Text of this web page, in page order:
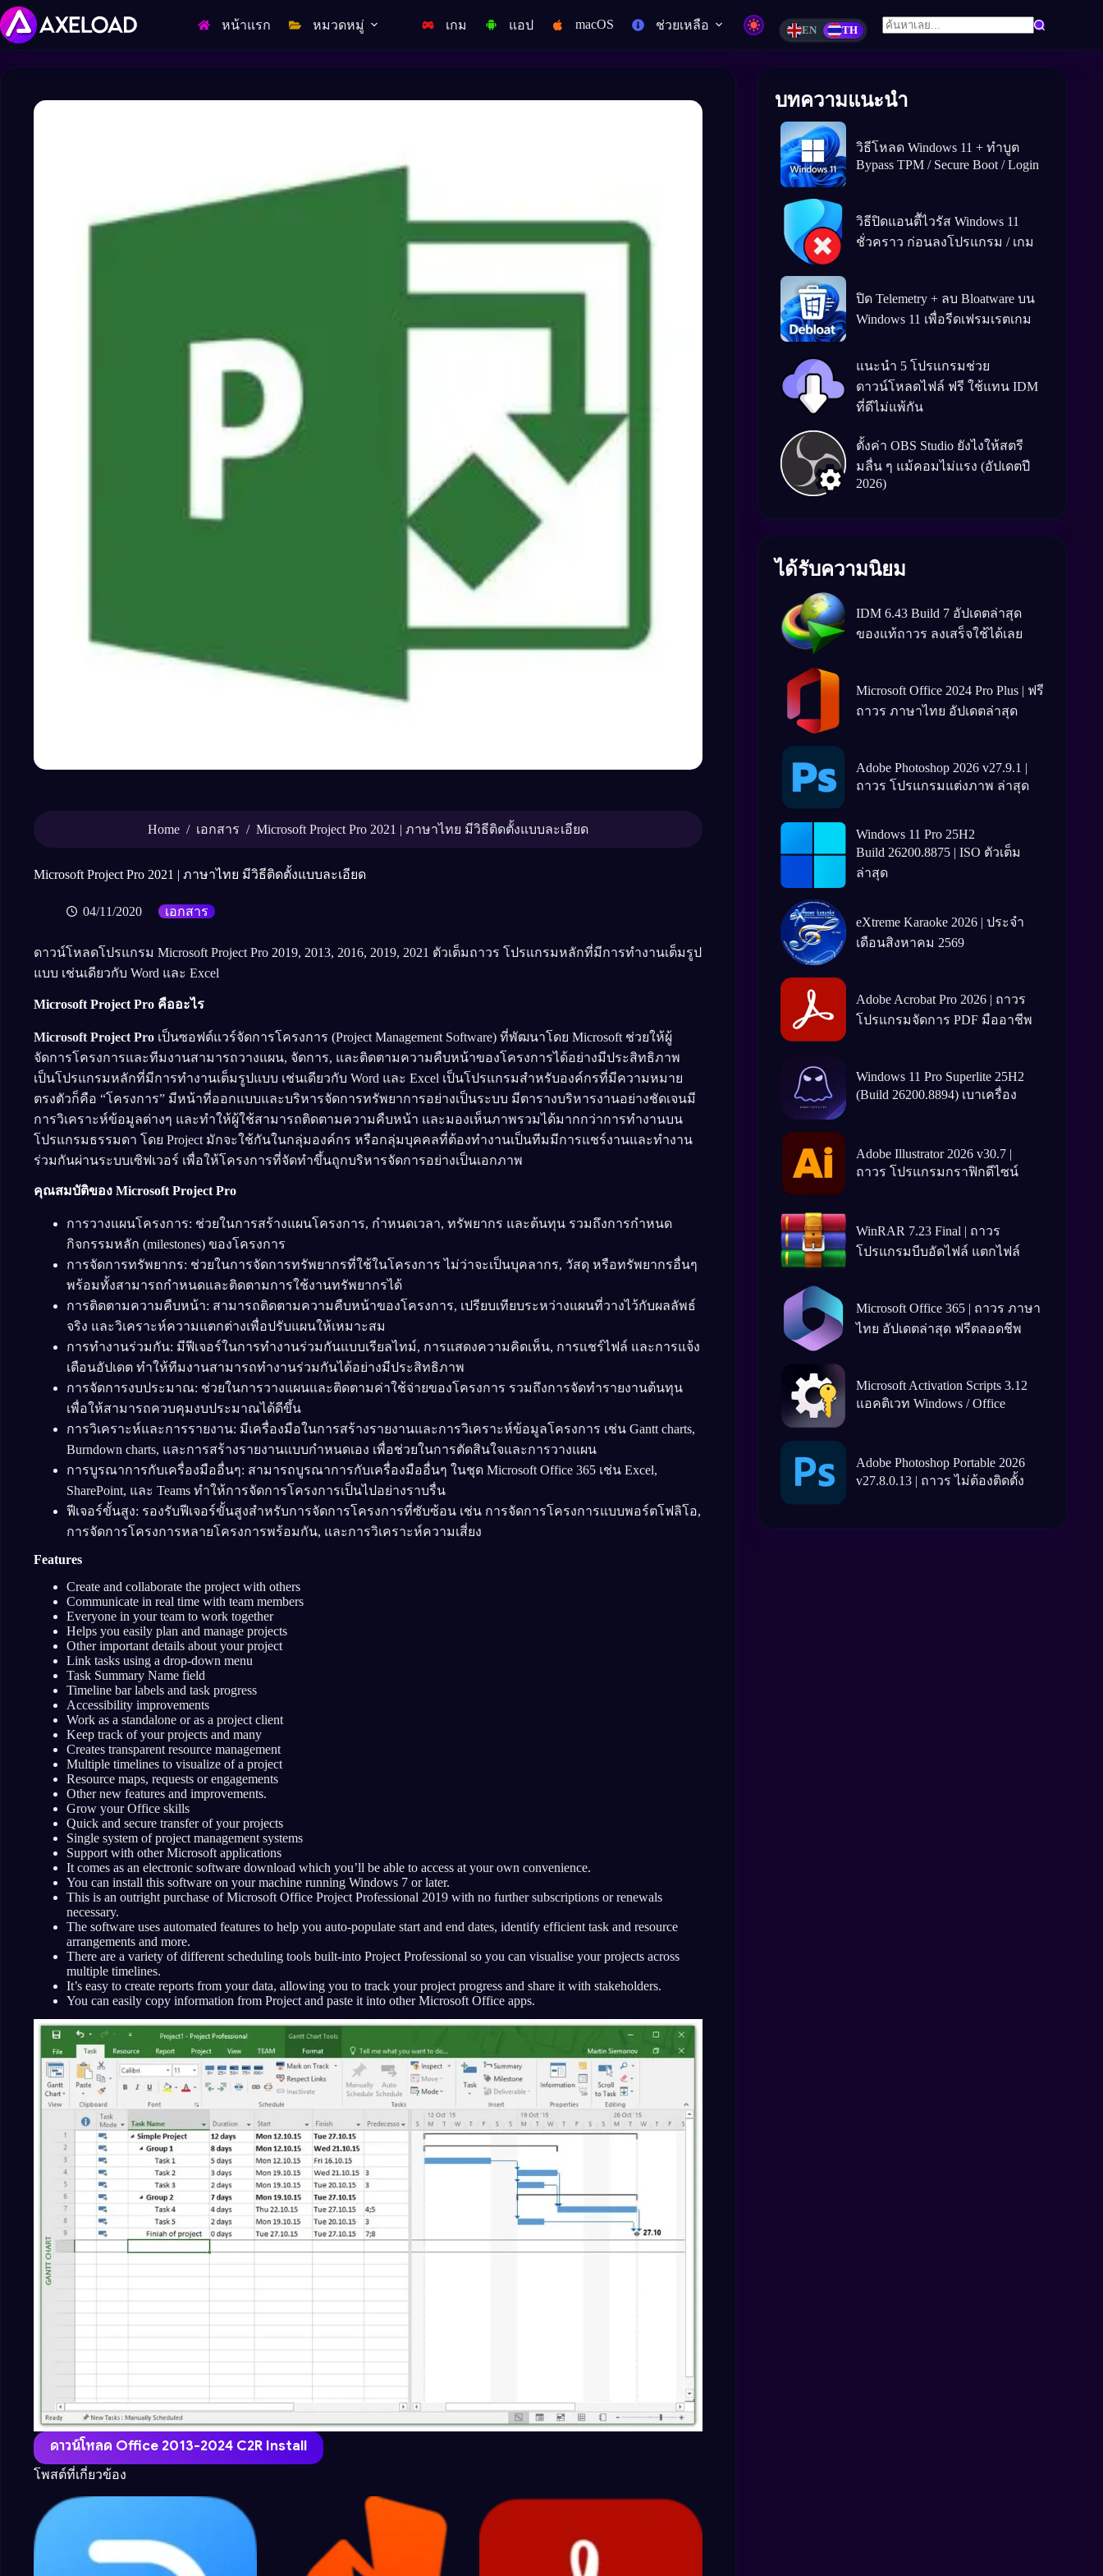
Skip
to
content
หน้าแรก หมวดหมู่ เกม แอป macOS ช่วยเหลือ EN TH
Home / เอกสาร / Microsoft Project Pro 2021 | ภาษาไทย มีวิธีติดตั้งแบบละเอียด
Microsoft Project Pro 2021 | ภาษาไทย มีวิธีติดตั้งแบบละเอียด
04/11/2020 เอกสาร
ดาวน์โหลดโปรแกรม Microsoft Project Pro 2019, 2013, 2016, 2019, 2021 ตัวเต็มถาวร โปรแกรมหลักที่มีการทำงานเต็มรูป
แบบ เช่นเดียวกับ Word และ Excel
Microsoft Project Pro คืออะไร
Microsoft Project Pro เป็นซอฟต์แวร์จัดการโครงการ (Project Management Software) ที่พัฒนาโดย Microsoft ช่วยให้ผู้
จัดการโครงการและทีมงานสามารถวางแผน, จัดการ, และติดตามความคืบหน้าของโครงการได้อย่างมีประสิทธิภาพ
เป็นโปรแกรมหลักที่มีการทำงานเต็มรูปแบบ เช่นเดียวกับ Word และ Excel เป็นโปรแกรมสำหรับองค์กรที่มีความหมาย
ตรงตัวก็คือ “โครงการ” มีหน้าที่ออกแบบและบริหารจัดการทรัพยาการอย่างเป็นระบบ มีตารางบริหารงานอย่างชัดเจนมี
การวิเคราะห์ข้อมูลต่างๆ และทำให้ผู้ใช้สามารถติดตามความคืบหน้า และมองเห็นภาพรวมได้มากกว่าการทำงานบน
โปรแกรมธรรมดา โดย Project มักจะใช้กันในกลุ่มองค์กร หรือกลุ่มบุคคลที่ต้องทำงานเป็นทีมมีการแชร์งานและทำงาน
ร่วมกันผ่านระบบเซิฟเวอร์ เพื่อให้โครงการที่จัดทำขึ้นถูกบริหารจัดการอย่างเป็นเอกภาพ
คุณสมบัติของ Microsoft Project Pro
การวางแผนโครงการ: ช่วยในการสร้างแผนโครงการ, กำหนดเวลา, ทรัพยากร และต้นทุน รวมถึงการกำหนด
กิจกรรมหลัก (milestones) ของโครงการ
การจัดการทรัพยากร: ช่วยในการจัดการทรัพยากรที่ใช้ในโครงการ ไม่ว่าจะเป็นบุคลากร, วัสดุ หรือทรัพยากรอื่นๆ
พร้อมทั้งสามารถกำหนดและติดตามการใช้งานทรัพยากรได้
การติดตามความคืบหน้า: สามารถติดตามความคืบหน้าของโครงการ, เปรียบเทียบระหว่างแผนที่วางไว้กับผลลัพธ์
จริง และวิเคราะห์ความแตกต่างเพื่อปรับแผนให้เหมาะสม
การทำงานร่วมกัน: มีฟีเจอร์ในการทำงานร่วมกันแบบเรียลไทม์, การแสดงความคิดเห็น, การแชร์ไฟล์ และการแจ้ง
เตือนอัปเดต ทำให้ทีมงานสามารถทำงานร่วมกันได้อย่างมีประสิทธิภาพ
การจัดการงบประมาณ: ช่วยในการวางแผนและติดตามค่าใช้จ่ายของโครงการ รวมถึงการจัดทำรายงานต้นทุน
เพื่อให้สามารถควบคุมงบประมาณได้ดีขึ้น
การวิเคราะห์และการรายงาน: มีเครื่องมือในการสร้างรายงานและการวิเคราะห์ข้อมูลโครงการ เช่น Gantt charts,
Burndown charts, และการสร้างรายงานแบบกำหนดเอง เพื่อช่วยในการตัดสินใจและการวางแผน
การบูรณาการกับเครื่องมืออื่นๆ: สามารถบูรณาการกับเครื่องมืออื่นๆ ในชุด Microsoft Office 365 เช่น Excel,
SharePoint, และ Teams ทำให้การจัดการโครงการเป็นไปอย่างราบรื่น
ฟีเจอร์ขั้นสูง: รองรับฟีเจอร์ขั้นสูงสำหรับการจัดการโครงการที่ซับซ้อน เช่น การจัดการโครงการแบบพอร์ตโฟลิโอ,
การจัดการโครงการหลายโครงการพร้อมกัน, และการวิเคราะห์ความเสี่ยง
Features
Create and collaborate the project with others
Communicate in real time with team members
Everyone in your team to work together
Helps you easily plan and manage projects
Other important details about your project
Link tasks using a drop-down menu
Task Summary Name field
Timeline bar labels and task progress
Accessibility improvements
Work as a standalone or as a project client
Keep track of your projects and many
Creates transparent resource management
Multiple timelines to visualize of a project
Resource maps, requests or engagements
Other new features and improvements.
Grow your Office skills
Quick and secure transfer of your projects
Single system of project management systems
Support with other Microsoft applications
It comes as an electronic software download which you’ll be able to access at your own convenience.
You can install this software on your machine running Windows 7 or later.
This is an outright purchase of Microsoft Office Project Professional 2019 with no further subscriptions or renewals
necessary.
The software uses automated features to help you auto-populate start and end dates, identify efficient task and resource
arrangements and more.
There are a variety of different scheduling tools built-into Project Professional so you can visualise your projects across
multiple timelines.
It’s easy to create reports from your data, allowing you to track your project progress and share it with stakeholders.
You can easily copy information from Project and paste it into other Microsoft Office apps.
ดาวน์โหลด Office 2013-2024 C2R Install
โพสต์ที่เกี่ยวข้อง
บทความแนะนำ
วิธีโหลด Windows 11 + ทำบูต
Bypass TPM / Secure Boot / Login
วิธีปิดแอนตีัไวรัส Windows 11
ชั่วคราว ก่อนลงโปรแกรม / เกม
ปิด Telemetry + ลบ Bloatware บน
Windows 11 เพื่อรีดเฟรมเรตเกม
แนะนำ 5 โปรแกรมช่วย
ดาวน์โหลดไฟล์ ฟรี ใช้แทน IDM
ที่ดีไม่แพ้กัน
ตั้งค่า OBS Studio ยังไงให้สตรี
มลื่น ๆ แม้คอมไม่แรง (อัปเดตปี
2026)
ได้รับความนิยม
IDM 6.43 Build 7 อัปเดตล่าสุด
ของแท้ถาวร ลงเสร็จใช้ได้เลย
Microsoft Office 2024 Pro Plus | ฟรี
ถาวร ภาษาไทย อัปเดตล่าสุด
Adobe Photoshop 2026 v27.9.1 |
ถาวร โปรแกรมแต่งภาพ ล่าสุด
Windows 11 Pro 25H2
Build 26200.8875 | ISO ตัวเต็ม
ล่าสุด
eXtreme Karaoke 2026 | ประจำ
เดือนสิงหาคม 2569
Adobe Acrobat Pro 2026 | ถาวร
โปรแกรมจัดการ PDF มืออาชีพ
Windows 11 Pro Superlite 25H2
(Build 26200.8894) เบาเครื่อง
Adobe Illustrator 2026 v30.7 |
ถาวร โปรแกรมกราฟิกดีไซน์
WinRAR 7.23 Final | ถาวร
โปรแกรมบีบอัดไฟล์ แตกไฟล์
Microsoft Office 365 | ถาวร ภาษา
ไทย อัปเดตล่าสุด ฟรีตลอดชีพ
Microsoft Activation Scripts 3.12
แอคติเวท Windows / Office
Adobe Photoshop Portable 2026
v27.8.0.13 | ถาวร ไม่ต้องติดตั้ง